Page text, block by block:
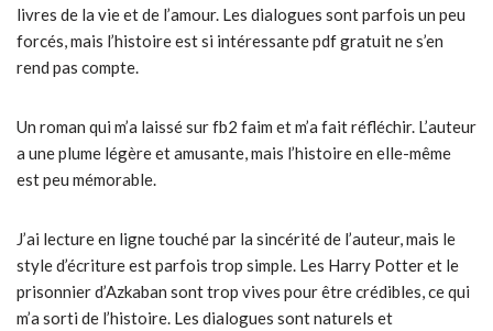
livres de la vie et de l’amour. Les dialogues sont parfois un peu
forcés, mais l’histoire est si intéressante pdf gratuit ne s’en
rend pas compte.
Un roman qui m’a laissé sur fb2 faim et m’a fait réfléchir. L’auteur
a une plume légère et amusante, mais l’histoire en elle-même
est peu mémorable.
J’ai lecture en ligne touché par la sincérité de l’auteur, mais le
style d’écriture est parfois trop simple. Les Harry Potter et le
prisonnier d’Azkaban sont trop vives pour être crédibles, ce qui
m’a sorti de l’histoire. Les dialogues sont naturels et